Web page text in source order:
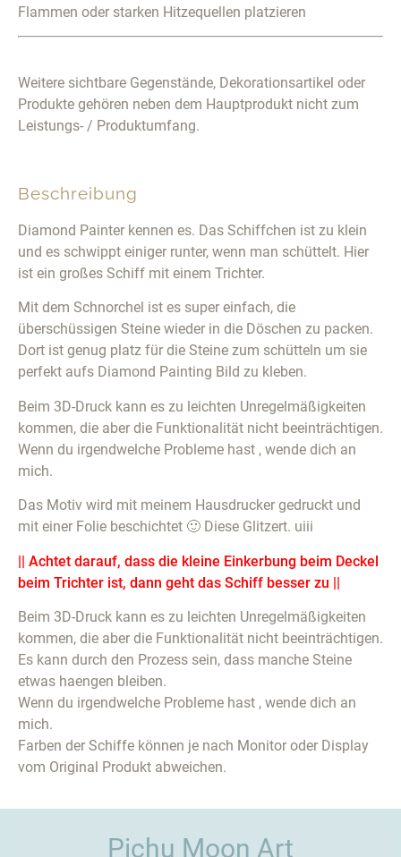
Beschreibung
Diamond Painter kennen es. Das Schiffchen ist zu klein
und es schwippt einiger runter, wenn man schüttelt. Hier
ist ein großes Schiff mit einem Trichter.
Mit dem Schnorchel ist es super einfach, die
überschüssigen Steine wieder in die Döschen zu packen.
Dort ist genug platz für die Steine zum schütteln um sie
perfekt aufs Diamond Painting Bild zu kleben.
Beim 3D-Druck kann es zu leichten Unregelmäßigkeiten
kommen, die aber die Funktionalität nicht beeinträchtigen.
Wenn du irgendwelche Probleme hast , wende dich an
mich.
Das Motiv wird mit meinem Hausdrucker gedruckt und
mit einer Folie beschichtet 🙂 Diese Glitzert. uiii
|| Achtet darauf, dass die kleine Einkerbung beim Deckel
beim Trichter ist, dann geht das Schiff besser zu ||
Beim 3D-Druck kann es zu leichten Unregelmäßigkeiten
kommen, die aber die Funktionalität nicht beeinträchtigen.
Es kann durch den Prozess sein, dass manche Steine
etwas haengen bleiben.
Wenn du irgendwelche Probleme hast , wende dich an
mich.
Farben der Schiffe können je nach Monitor oder Display
vom Original Produkt abweichen.
Flammen oder starken Hitzequellen platzieren
Weitere sichtbare Gegenstände, Dekorationsartikel oder
Produkte gehören neben dem Hauptprodukt nicht zum
Leistungs- / Produktumfang.
Pichu Moon Art